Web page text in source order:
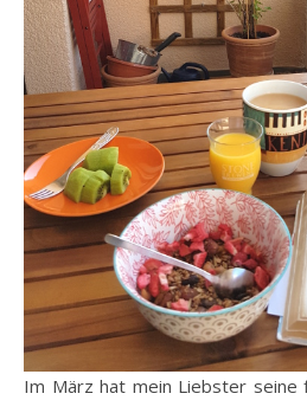
Im März hat mein Liebster seine